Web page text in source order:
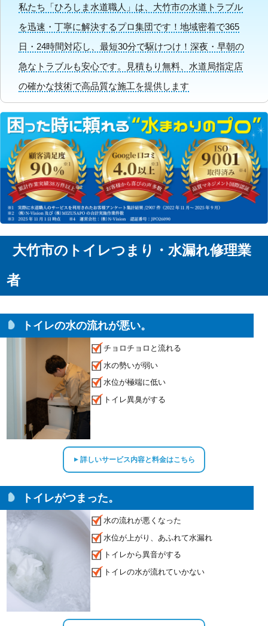
私たち「ひろしま水道職人」は、大竹市の水道トラブル
を迅速・丁寧に解決するプロ集団です！地域密着で365
日・24時間対応し、最短30分で駆けつけ！深夜・早朝の
急なトラブルも安心です。見積もり無料、水道局指定店
の確かな技術で高品質な施工を提供します
大竹市のトイレつまり・水漏れ修理業
者
トイレの水の流れが悪い。
チョロチョロと流れる
水の勢いが弱い
水位が極端に低い
トイレ異臭がする
▲詳しいサービス内容と料金はこちら
トイレがつまった。
水の流れが悪くなった
水位が上がり、あふれて水漏れ
トイレから異音がする
トイレの水が流れていかない